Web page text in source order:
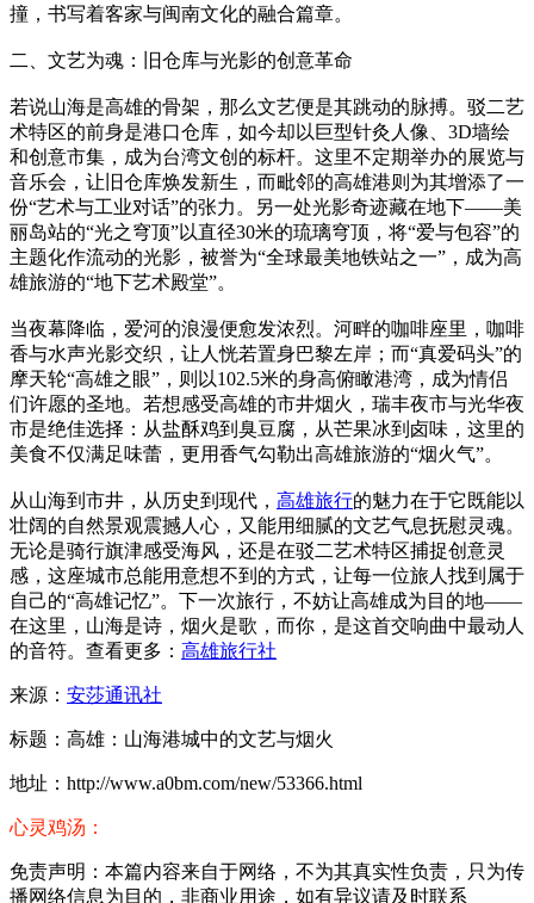
撞，书写着客家与闽南文化的融合篇章。
二、文艺为魂：旧仓库与光影的创意革命
若说山海是高雄的骨架，那么文艺便是其跳动的脉搏。驳二艺
术特区的前身是港口仓库，如今却以巨型针灸人像、3D墙绘
和创意市集，成为台湾文创的标杆。这里不定期举办的展览与
音乐会，让旧仓库焕发新生，而毗邻的高雄港则为其增添了一
份“艺术与工业对话”的张力。另一处光影奇迹藏在地下——美
丽岛站的“光之穹顶”以直径30米的琉璃穹顶，将“爱与包容”的
主题化作流动的光影，被誉为“全球最美地铁站之一”，成为高
雄旅游的“地下艺术殿堂”。
当夜幕降临，爱河的浪漫便愈发浓烈。河畔的咖啡座里，咖啡
香与水声光影交织，让人恍若置身巴黎左岸；而“真爱码头”的
摩天轮“高雄之眼”，则以102.5米的身高俯瞰港湾，成为情侣
们许愿的圣地。若想感受高雄的市井烟火，瑞丰夜市与光华夜
市是绝佳选择：从盐酥鸡到臭豆腐，从芒果冰到卤味，这里的
美食不仅满足味蕾，更用香气勾勒出高雄旅游的“烟火气”。
从山海到市井，从历史到现代， 高雄旅行的魅力在于它既能以
壮阔的自然景观震撼人心，又能用细腻的文艺气息抚慰灵魂。
无论是骑行旗津感受海风，还是在驳二艺术特区捕捉创意灵
感，这座城市总能用意想不到的方式，让每一位旅人找到属于
自己的“高雄记忆”。下一次旅行，不妨让高雄成为目的地——
在这里，山海是诗，烟火是歌，而你，是这首交响曲中最动人
的音符。查看更多： 高雄旅行社
来源： 安莎通讯社
标题：高雄：山海港城中的文艺与烟火
地址：http://www.a0bm.com/new/53366.html
心灵鸡汤：
免责声明：本篇内容来自于网络，不为其真实性负责，只为传
播网络信息为目的，非商业用途，如有异议请及时联系